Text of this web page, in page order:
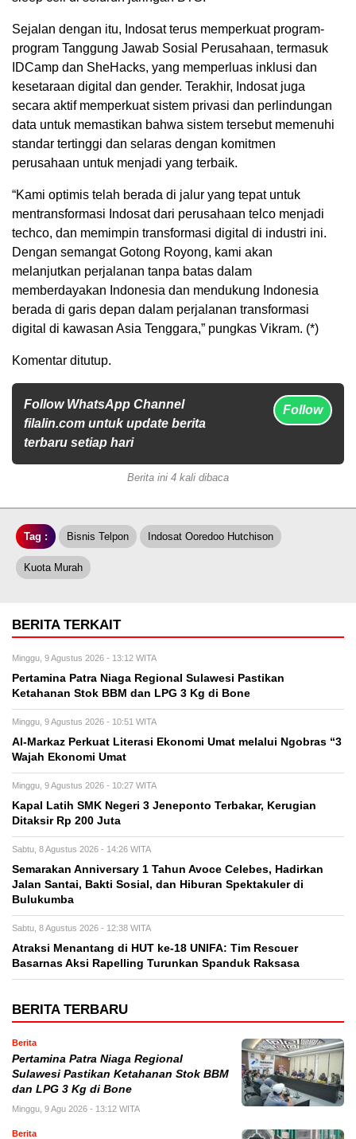
Sejalan dengan itu, Indosat terus memperkuat program-
program Tanggung Jawab Sosial Perusahaan, termasuk
IDCamp dan SheHacks, yang memperluas inklusi dan
kesetaraan digital dan gender. Terakhir, Indosat juga
secara aktif memperkuat sistem privasi dan perlindungan
data untuk memastikan bahwa sistem tersebut memenuhi
standar tertinggi dan selaras dengan komitmen
perusahaan untuk menjadi yang terbaik.
“Kami optimis telah berada di jalur yang tepat untuk
mentransformasi Indosat dari perusahaan telco menjadi
techco, dan memimpin transformasi digital di industri ini.
Dengan semangat Gotong Royong, kami akan
melanjutkan perjalanan tanpa batas dalam
memberdayakan Indonesia dan mendukung Indonesia
berada di garis depan dalam perjalanan transformasi
digital di kawasan Asia Tenggara,” pungkas Vikram. (*)
Komentar ditutup.
Follow WhatsApp Channel
filalin.com untuk update berita
terbaru setiap hari
Follow
Berita ini 4 kali dibaca
Tag : Bisnis Telpon Indosat Ooredoo Hutchison
Kuota Murah
BERITA TERKAIT
Minggu, 9 Agustus 2026 - 13:12 WITA
Pertamina Patra Niaga Regional Sulawesi Pastikan
Ketahanan Stok BBM dan LPG 3 Kg di Bone
Minggu, 9 Agustus 2026 - 10:51 WITA
Al-Markaz Perkuat Literasi Ekonomi Umat melalui Ngobras “3
Wajah Ekonomi Umat
Minggu, 9 Agustus 2026 - 10:27 WITA
Kapal Latih SMK Negeri 3 Jeneponto Terbakar, Kerugian
Ditaksir Rp 200 Juta
Sabtu, 8 Agustus 2026 - 14:26 WITA
Semarakan Anniversary 1 Tahun Avoce Celebes, Hadirkan
Jalan Santai, Bakti Sosial, dan Hiburan Spektakuler di
Bulukumba
Sabtu, 8 Agustus 2026 - 12:38 WITA
Atraksi Menantang di HUT ke-18 UNIFA: Tim Rescuer
Basarnas Aksi Rapelling Turunkan Spanduk Raksasa
BERITA TERBARU
Berita
Pertamina Patra Niaga Regional
Sulawesi Pastikan Ketahanan Stok BBM
dan LPG 3 Kg di Bone
Minggu, 9 Agu 2026 - 13:12 WITA
Berita